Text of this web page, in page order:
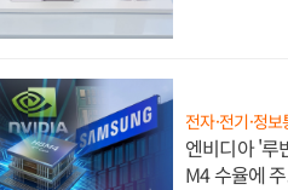
전자·전기·정보
엔비디아 '루
M4 수율에